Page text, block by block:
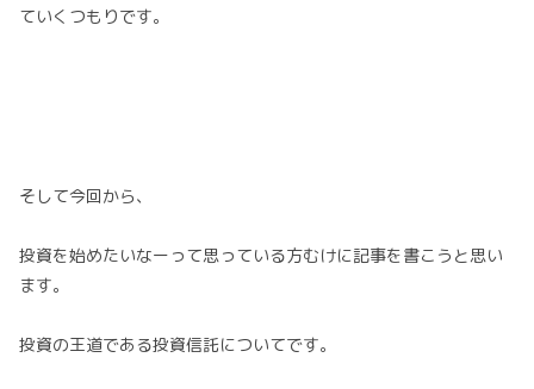
ていくつもりです。
そして今回から、
投資を始めたいなーって思っている方むけに記事を書こうと思い
ます。
投資の王道である投資信託についてです。